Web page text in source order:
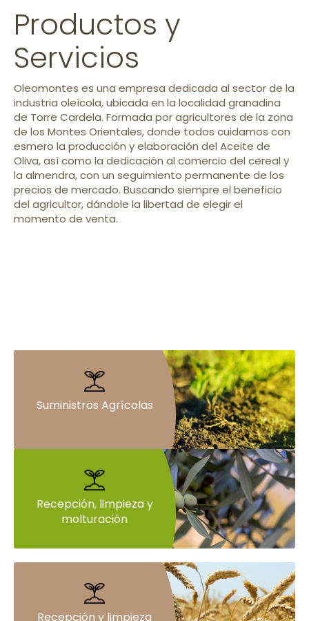
Productos y
Servicios
Oleomontes es una empresa dedicada al sector de la
industria oleícola, ubicada en la localidad granadina
de Torre Cardela. Formada por agricultores de la zona
de los Montes Orientales, donde todos cuidamos con
esmero la producción y elaboración del Aceite de
Oliva, así como la dedicación al comercio del cereal y
la almendra, con un seguimiento permanente de los
precios de mercado. Buscando siempre el beneficio
del agricultor, dándole la libertad de elegir el
momento de venta.
Suministros Agrícolas
Recepción, limpieza y
molturación
Recepción y limpieza